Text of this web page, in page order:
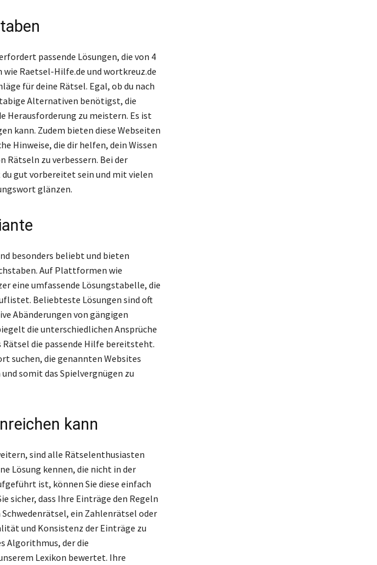
passende Lösungen, die von 4
Raetsel-Hilfe.de und wortkreuz.de
für deine Rätsel. Egal, ob du nach
Alternativen benötigst, die
Herausforderung zu meistern. Es ist
kann. Zudem bieten diese Webseiten
Hinweise, die dir helfen, dein Wissen
Rätseln zu verbessern. Bei der
gut vorbereitet sein und mit vielen
glänzen.
besonders beliebt und bieten
Auf Plattformen wie
eine umfassende Lösungstabelle, die
Beliebteste Lösungen sind oft
Abänderungen von gängigen
die unterschiedlichen Ansprüche
Rätsel die passende Hilfe bereitsteht.
suchen, die genannten Websites
somit das Spielvergnügen zu
kann
sind alle Rätselenthusiasten
Lösung kennen, die nicht in der
ist, können Sie diese einfach
sicher, dass Ihre Einträge den Regeln
ein Zahlenrätsel oder
und Konsistenz der Einträge zu
Algorithmus, der die
Lexikon bewertet. Ihre